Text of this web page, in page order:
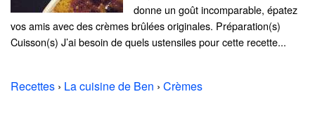
donne un goût incomparable, épatez
vos amis avec des crèmes brûlées originales. Préparation(s)
Cuisson(s) J’ai besoin de quels ustensiles pour cette recette...
Recettes › La cuisine de Ben › Crèmes